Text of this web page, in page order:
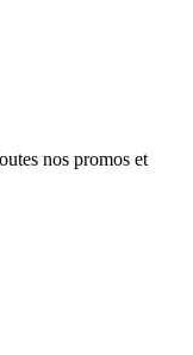
nos promos et